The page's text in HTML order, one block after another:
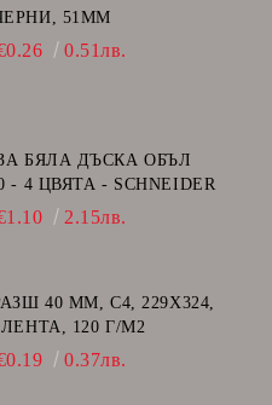
51ММ
0.51лв.
БЯЛА ДЪСКА ОБЪЛ
MAXX 290 - 4 ЦВЯТА - SCHNEIDER
2.15лв.
40 MM, C4, 229Х324,
120 Г/М2
0.37лв.